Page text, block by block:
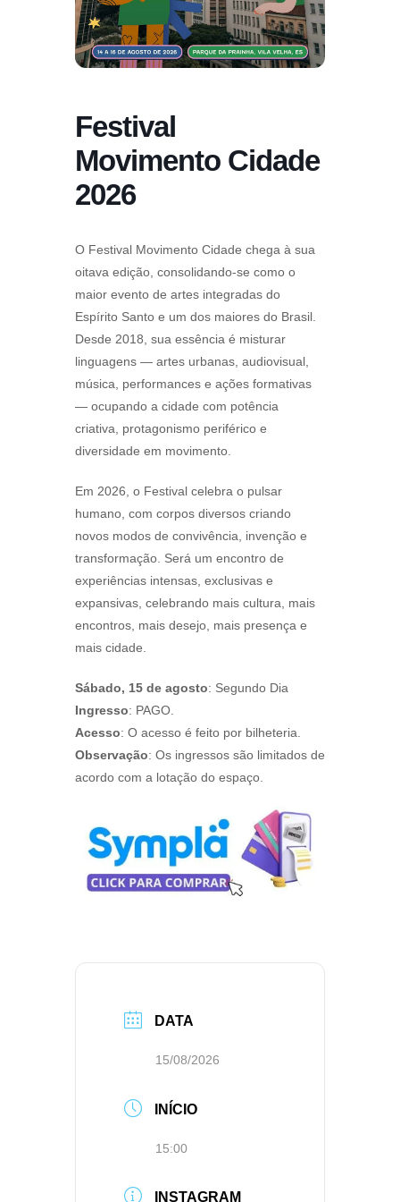
Festival
Movimento Cidade
2026
O Festival Movimento Cidade chega à sua
oitava edição, consolidando-se como o
maior evento de artes integradas do
Espírito Santo e um dos maiores do Brasil.
Desde 2018, sua essência é misturar
linguagens — artes urbanas, audiovisual,
música, performances e ações formativas
— ocupando a cidade com potência
criativa, protagonismo periférico e
diversidade em movimento.
Em 2026, o Festival celebra o pulsar
humano, com corpos diversos criando
novos modos de convivência, invenção e
transformação. Será um encontro de
experiências intensas, exclusivas e
expansivas, celebrando mais cultura, mais
encontros, mais desejo, mais presença e
mais cidade.
Sábado, 15 de agosto: Segundo Dia
Ingresso: PAGO.
Acesso: O acesso é feito por bilheteria.
Observação: Os ingressos são limitados de
acordo com a lotação do espaço.
DATA
15/08/2026
INÍCIO
15:00
INSTAGRAM